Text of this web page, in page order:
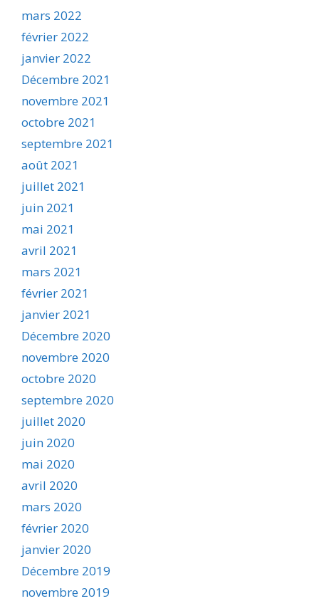
mars 2022
février 2022
janvier 2022
Décembre 2021
novembre 2021
octobre 2021
septembre 2021
août 2021
juillet 2021
juin 2021
mai 2021
avril 2021
mars 2021
février 2021
janvier 2021
Décembre 2020
novembre 2020
octobre 2020
septembre 2020
juillet 2020
juin 2020
mai 2020
avril 2020
mars 2020
février 2020
janvier 2020
Décembre 2019
novembre 2019